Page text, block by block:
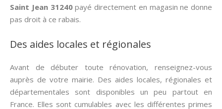
Saint Jean 31240payé directement en magasin ne donne
pas droit à ce rabais.
Des aides locales et régionales
Avant de débuter toute rénovation, renseignez-vous
auprès de votre mairie. Des aides locales, régionales et
départementales sont disponibles un peu partout en
France. Elles sont cumulables avec les différentes primes